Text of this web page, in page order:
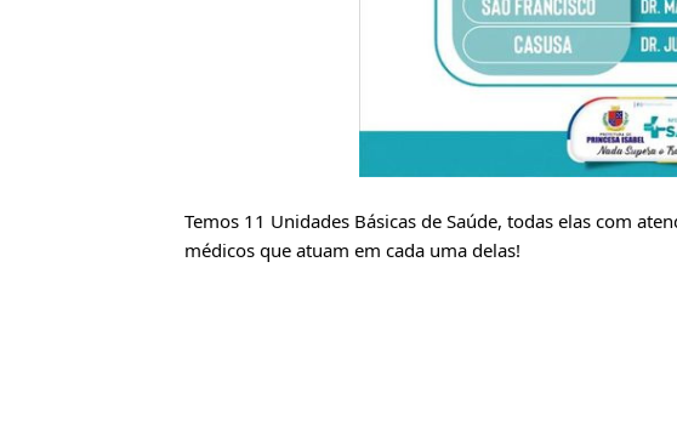
Temos 11 Unidades Básicas de Saúde, todas elas com
médicos que atuam em cada uma delas!